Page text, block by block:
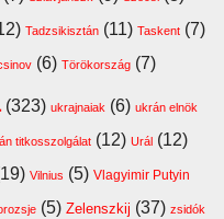
Tadzsikisztán (11) Taskent (7)
(6) Törökország (7)
(323) ukrajnaiak (6) ukrán elnök
titkosszolgálat (12) Urál (12)
Vilnius (5) Vlagyimir Putyin
(5) Zelenszkij (37) zsidók